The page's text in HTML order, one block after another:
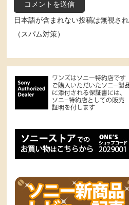
日本語が含まれない投稿は無視さ
（スパム対策）